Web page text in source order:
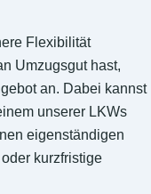
Flexibilität
Umzugsgut hast,
an. Dabei kannst
unserer LKWs
eigenständigen
kurzfristige